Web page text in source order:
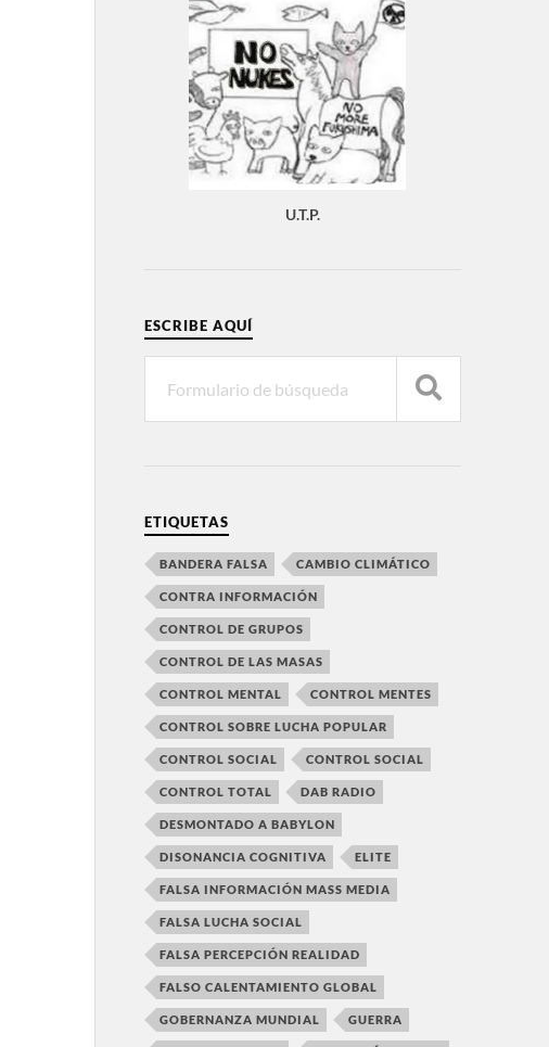
U.T.P.
ESCRIBE AQUÍ
ETIQUETAS
BANDERA FALSA CAMBIO CLIMÁTICO
CONTRA INFORMACIÓN
CONTROL DE GRUPOS
CONTROL DE LAS MASAS
CONTROL MENTAL CONTROL MENTES
CONTROL SOBRE LUCHA POPULAR
CONTROL SOCIAL CONTROL SOCIAL
CONTROL TOTAL DAB RADIO
DESMONTADO A BABYLON
DISONANCIA COGNITIVA ELITE
FALSA INFORMACIÓN MASS MEDIA
FALSA LUCHA SOCIAL
FALSA PERCEPCIÓN REALIDAD
FALSO CALENTAMIENTO GLOBAL
GOBERNANZA MUNDIAL GUERRA